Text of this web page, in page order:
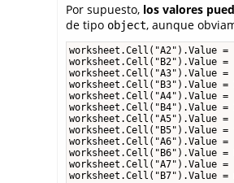
Por supuesto, los valores
de tipo object, aunque
worksheet.Cell("A2").Value
worksheet.Cell("B2").Value
worksheet.Cell("A3").Value
worksheet.Cell("B3").Value =
worksheet.Cell("A4").Value =
worksheet.Cell("B4").Value =
worksheet.Cell("A5").Value =
worksheet.Cell("B5").Value
worksheet.Cell("A6").Value =
worksheet.Cell("B6").Value =
worksheet.Cell("A7").Value =
worksheet.Cell("B7").Value